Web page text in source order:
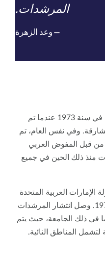
المرشدات.
وعد الزهرة
بدأت حركة الإرشاد في الإمارات في سنة 1973 عندما تم
وفي نفس العام، تم
30 قائدة من قبل المفوض العربي
ذلك الحين في جميع
العربية المتحدة
لدى الحكومة في سنة 1979. وصل انتشار المرشدات
ذلك الجامعة، حيث يتم
المناطق النائية.